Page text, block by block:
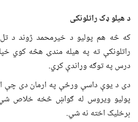
د هیلو ډک راتلونکی
که څه هم پولیو د خیرمحمد ژوند د
راتلونکې ته په هیله مندۍ هڅه کوي
درس په توګه وړاندې کړي.
دی د یوې داسې ورځې په ارمان دی چې
پولیو ویروس له ګواښ څخه خلاص
برخلیک اخته نه شي.